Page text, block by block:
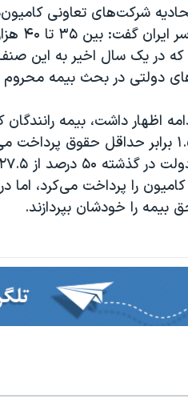
شرکت‌های تعاونی
نقل
که در یک سال اخیر به این صنف
دولتی در بحث بیمه محروم
اظهار داشت، بیمه رانندگان
اساس ۱.۵ برابر حداقل حقوق
کامیون را پرداخت می‌کرد،
بیمه را خودشان بپردازند.